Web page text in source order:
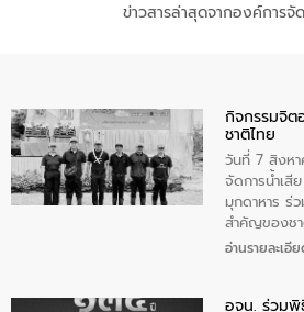
ข่าวสารล่าสุดจากองค์การจั
กิจกรรมจิ
ชาติไทย
วันที่ 7 สิงห
จัดการน้ำเสี
มุกดาหาร ร่
สําคัญของชา
สมภพ สมเด็
ทิพย์คำ รอง
อ่านรายละเอี
อจน. ร่วม